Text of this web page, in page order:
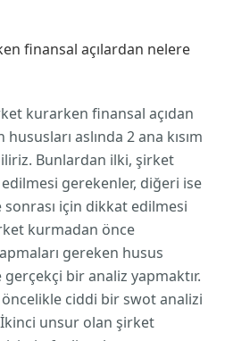
finansal açılardan nelere
kurarken finansal açıdan
aslında 2 ana kısım
Bunlardan ilki, şirket
gerekenler, diğeri ise
için dikkat edilmesi
kurmadan önce
gereken husus
bir analiz yapmaktır.
ciddi bir swot analizi
İkinci unsur olan şirket